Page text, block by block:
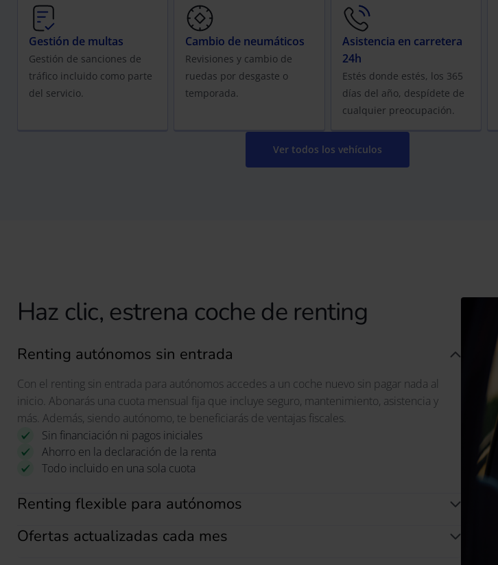
Gestión de multas
Gestión de sanciones de
tráfico incluido como parte
del servicio.
Cambio de neumáticos
Revisiones y cambio de
ruedas por desgaste o
temporada.
Asistencia en carretera
24h
Estés donde estés, los 365
días del año, despídete de
cualquier preocupación.
Ver todos los vehículos
Haz clic, estrena coche de renting
Renting autónomos sin entrada
Con el renting sin entrada para autónomos accedes a un coche nuevo sin pagar nada al
inicio. Abonarás una cuota mensual fija que incluye seguro, mantenimiento, asistencia y
más. Además, siendo autónomo, te beneficiarás de ventajas fiscales.
Sin financiación ni pagos iniciales
Ahorro en la declaración de la renta
Todo incluido en una sola cuota
Renting flexible para autónomos
Ofertas actualizadas cada mes